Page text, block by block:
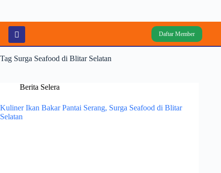
Daftar Member
Tag Surga Seafood di Blitar Selatan
Berita Selera
Kuliner Ikan Bakar Pantai Serang, Surga Seafood di Blitar
Selatan